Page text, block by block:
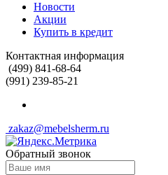
Новости
Акции
Купить в кредит
Контактная информация
(499) 841-68-64
(991) 239-85-21
zakaz@mebelsherm.ru
Обратный звонок